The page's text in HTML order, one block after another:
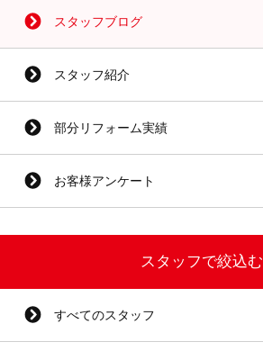
スタッフブログ
スタッフ紹介
部分リフォーム実績
お客様アンケート
スタッフで絞込む
すべてのスタッフ